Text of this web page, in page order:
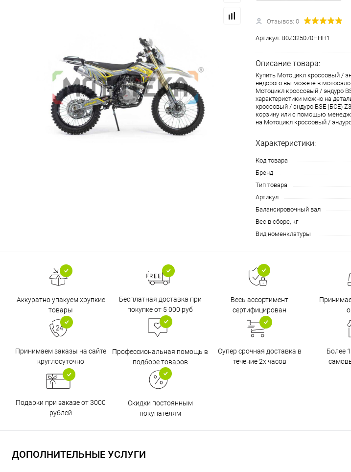
Запчасти
Отзывов: 0
Артикул: B0Z325070HHH1
Описание товара:
Купить Мотоцикл кроссовый /
недорого вы можете в
Мотоцикл кроссовый / эндуро
характеристики можно на
кроссовый / эндуро BSE (БСЕ)
корзину или с помощью
на Мотоцикл кроссовый /
Характеристики:
Код товара
Бренд
Тип товара
Артикул
Балансировочный вал
Вес в сборе, кг
Вид номенклатуры
Аккуратно упакуем хрупкие
товары
Бесплатная доставка при
покупке от 5 000 руб
Весь ассортимент
сертифицирован
Принимаем заказы на сайте
круглосуточно
Профессиональная помощь в
подборе товаров
Супер срочная доставка в
течение 2х часов
Более
Подарки при заказе от 3000
рублей
Скидки постоянным
покупателям
ДОПОЛНИТЕЛЬНЫЕ УСЛУГИ